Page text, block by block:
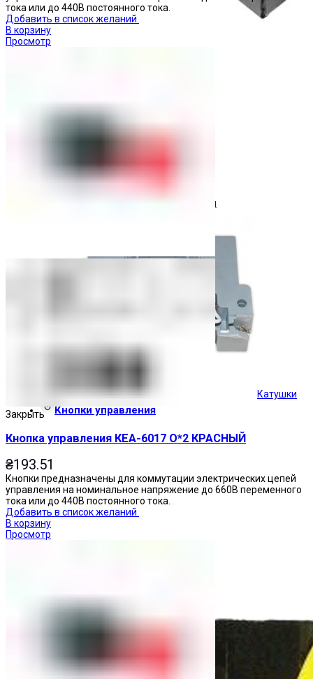
Ограничители перенапряжения
Катушки
Кнопки управления
тока или до 440В постоянного тока.
Добавить в список желаний
В корзину
Просмотр
Закрыть
Кнопка управления КЕА-6017 О*2 КРАСНЫЙ
₴193.51
Кнопки предназначены для коммутации электрических цепей
управления на номинальное напряжение до 660В переменного
тока или до 440В постоянного тока.
Добавить в список желаний
В корзину
Просмотр